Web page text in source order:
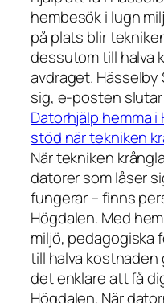
hembesök i lugn
på plats blir
dessutom till halva
avdraget. Hässelby
sig, e-posten
Datorhjälp hemma
stöd när tekniken
När tekniken
datorer som låser
fungerar – finns
Högdalen. Med
miljö, pedagogiska
till halva kostnaden
det enklare att få
Högdalen. När